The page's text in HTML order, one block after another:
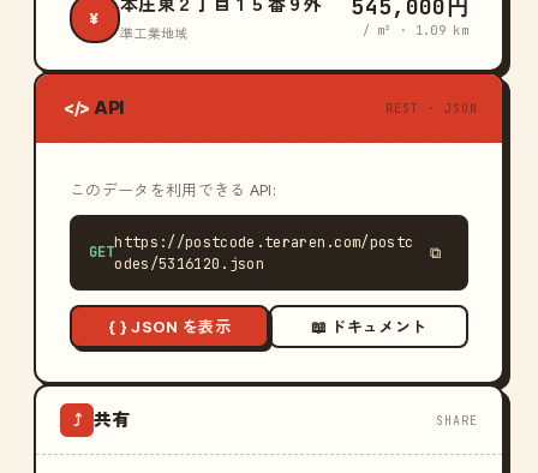
¥
準工業地域
545,000円
/ m² · 1.09 km
</> API REST · JSON
このデータを利用できる API:
GET
https://postcode.teraren.com/postc
odes/5316120.json
⧉
{ } JSON を表示 📖 ドキュメント
⤴ 共有 SHARE